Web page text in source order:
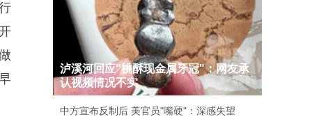
泸溪河回应"桃酥现金属牙冠"：网友承
认视频情况不实
中方宣布反制后 美官员"嘴硬"：深感失望